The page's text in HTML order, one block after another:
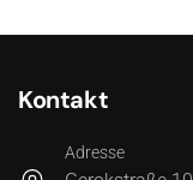
Kontakt
Adresse